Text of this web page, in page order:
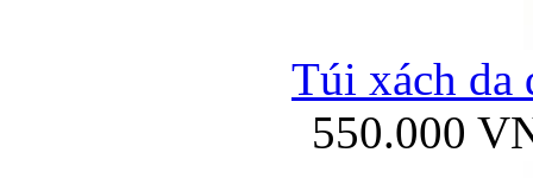
Túi xách da
550.000